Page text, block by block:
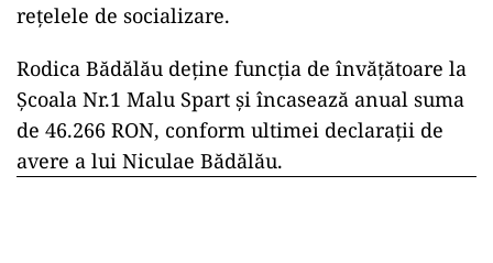
rețelele de socializare.
Rodica Bădălău deține funcția de învățătoare la
Școala Nr.1 Malu Spart și încasează anual suma
de 46.266 RON, conform ultimei declarații de
avere a lui Niculae Bădălău.